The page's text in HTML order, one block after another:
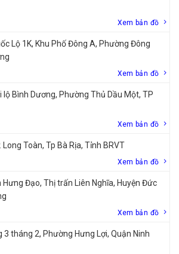
Xem bản đồ
Lộ 1K, Khu Phố Đông A, Phường Đông
Xem bản đồ
lộ Bình Dương, Phường Thủ Dầu Một, TP
Xem bản đồ
Long Toàn, Tp Bà Rịa, Tỉnh BRVT
Xem bản đồ
Hưng Đạo, Thị trấn Liên Nghĩa, Huyện Đức
Xem bản đồ
3 tháng 2, Phường Hưng Lợi, Quận Ninh